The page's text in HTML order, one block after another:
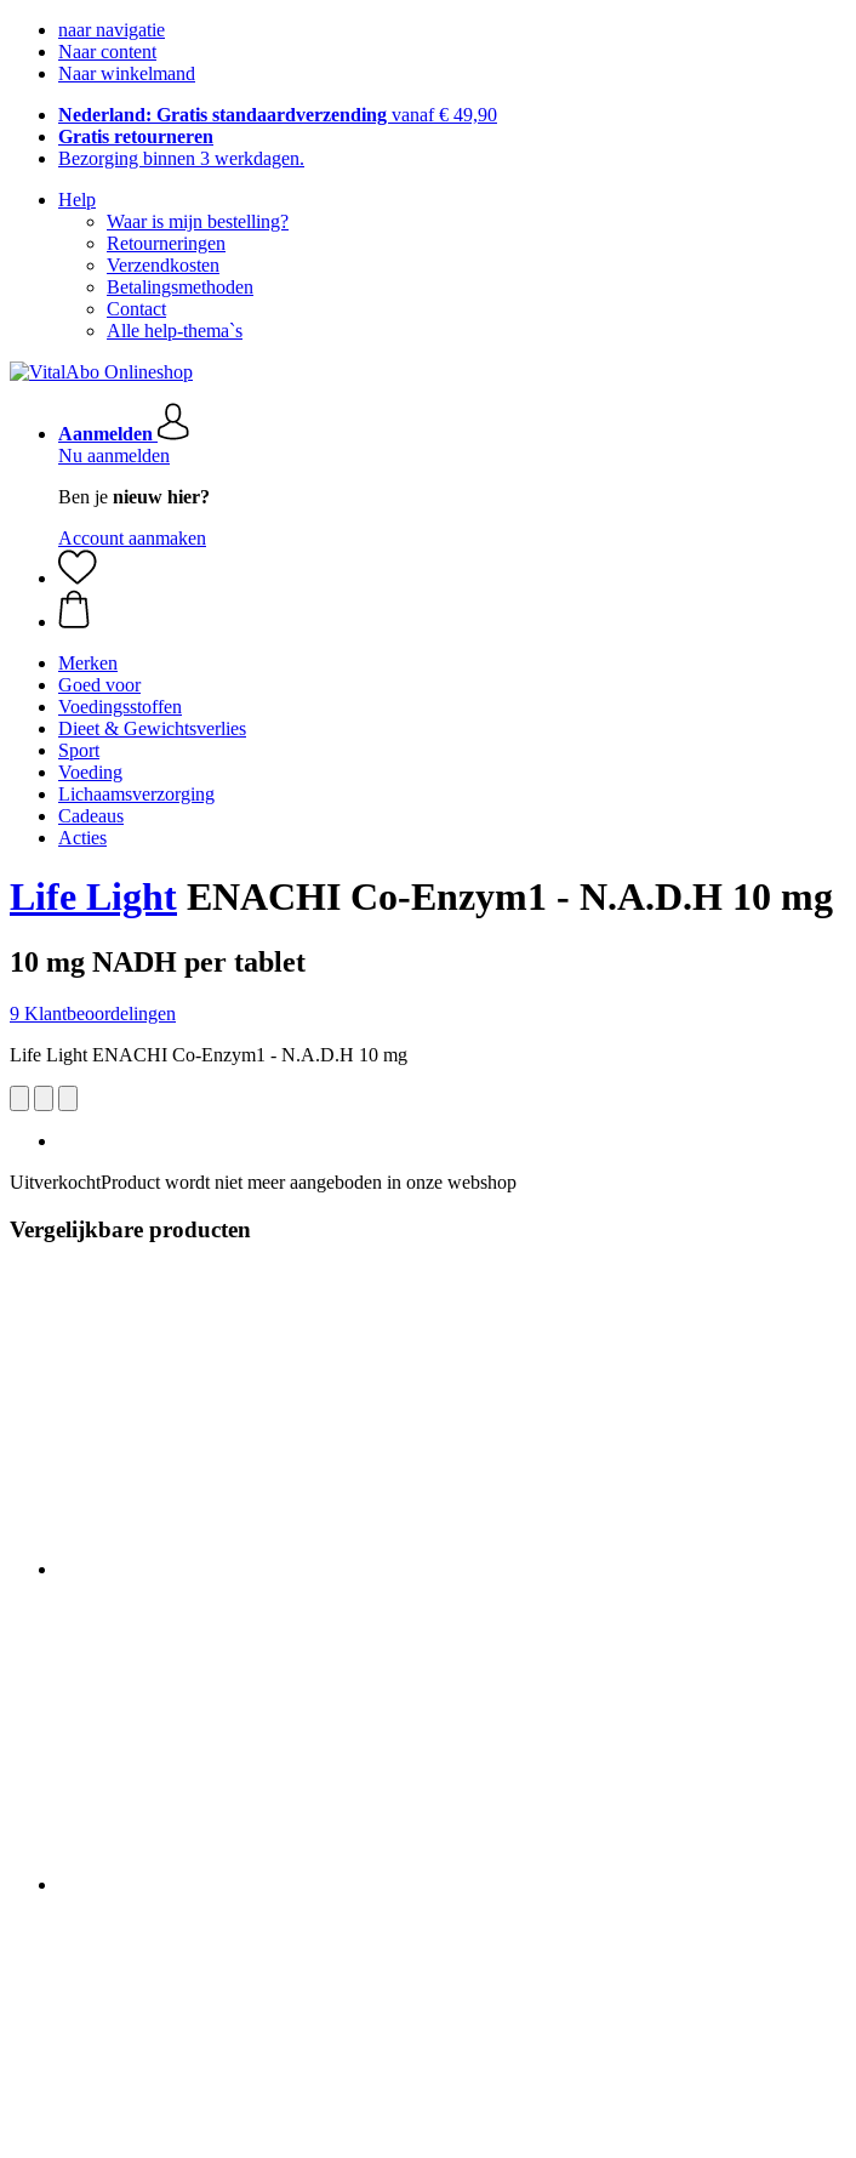
naar navigatie
Naar content
Naar winkelmand
Nederland: Gratis standaardverzending vanaf € 49,90
Gratis retourneren
Bezorging binnen 3 werkdagen.
Help
Waar is mijn bestelling?
Retourneringen
Verzendkosten
Betalingsmethoden
Contact
Alle help-thema`s
Aanmelden
Nu aanmelden
Ben je nieuw hier?
Account aanmaken
Merken
Goed voor
Voedingsstoffen
Dieet & Gewichtsverlies
Sport
Voeding
Lichaamsverzorging
Cadeaus
Acties
Life Light ENACHI Co-Enzym1 - N.A.D.H 10 mg
10 mg NADH per tablet
9 Klantbeoordelingen
Life Light ENACHI Co-Enzym1 - N.A.D.H 10 mg
UitverkochtProduct wordt niet meer aangeboden in onze webshop
Vergelijkbare producten